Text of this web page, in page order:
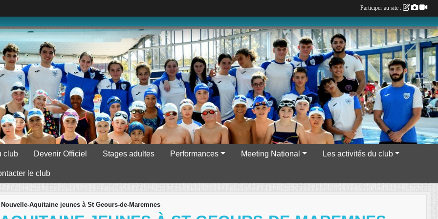
club Devenir Officiel Stages adultes Performances Meeting National Les activités du club
le club
Aquitaine jeunes à St Geours-de-Maremnes
Participer au site :